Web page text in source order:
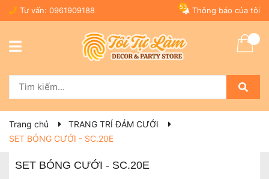
Tư vấn: 0961909188 Thông báo của tôi
53
Trang chủ
TRANG TRÍ ĐÁM CƯỚI
SET BÓNG CƯỚI - SC.20E
SET BÓNG CƯỚI - SC.20E